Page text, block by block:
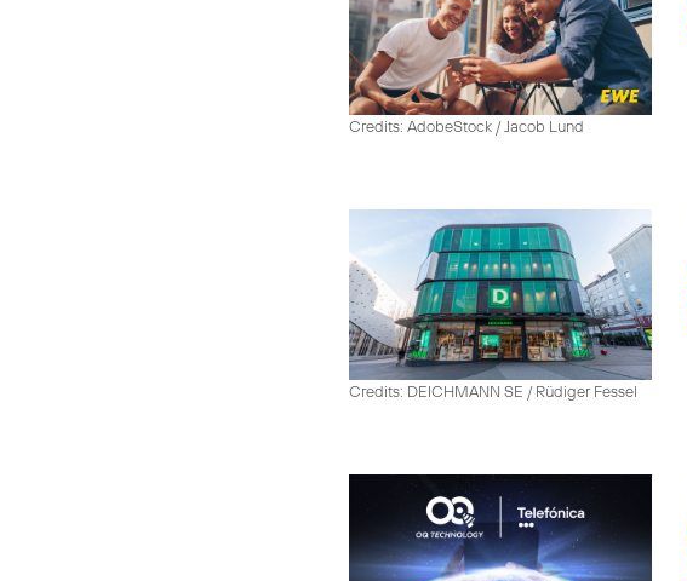
Credits: AdobeStock / Jacob Lund
Credits: DEICHMANN SE / Rüdiger Fessel